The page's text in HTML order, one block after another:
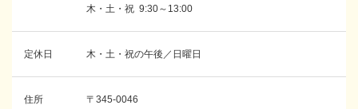
木・土・祝 9:30～13:00
定休日 木・土・祝の午後／日曜日
住所
〒345-0046